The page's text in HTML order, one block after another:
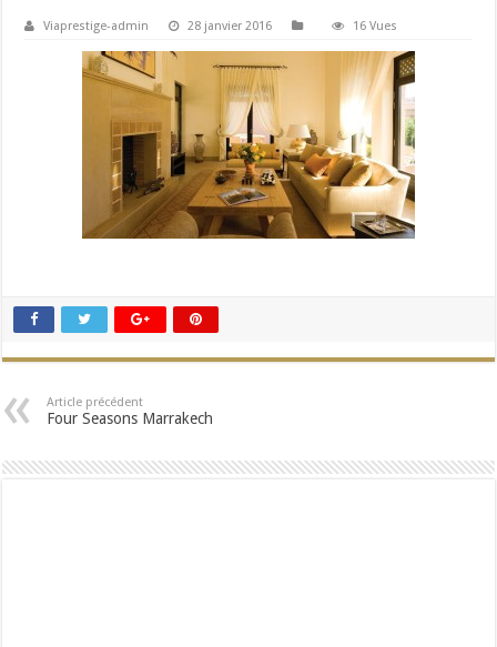
Viaprestige-admin 28 janvier 2016 16 Vues
Article précédent
Four Seasons Marrakech